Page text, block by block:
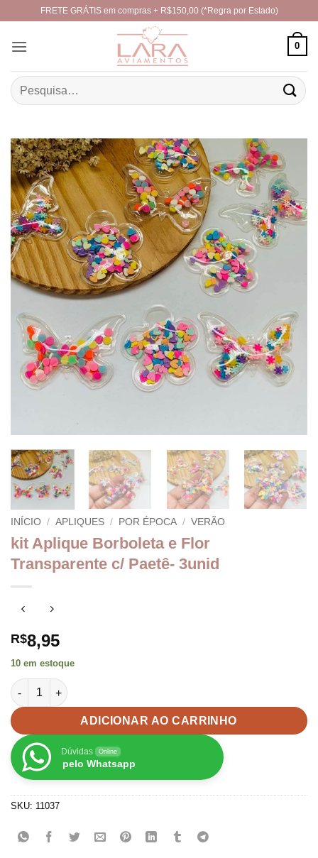
content
FRETE GRÁTIS em compras + R$150,00 (*Regra por Estado)
0
Pesquisar
por:
INÍCIO / APLIQUES / POR ÉPOCA / VERÃO
kit Aplique Borboleta e Flor
Transparente c/ Paetê- 3unid
R$8,95
10 em estoque
kit Aplique Borboleta e Flor Transparente c/ Paetê- 3unid
ADICIONAR AO CARRINHO
Dúvidas Online
pelo Whatsapp
SKU: 11037